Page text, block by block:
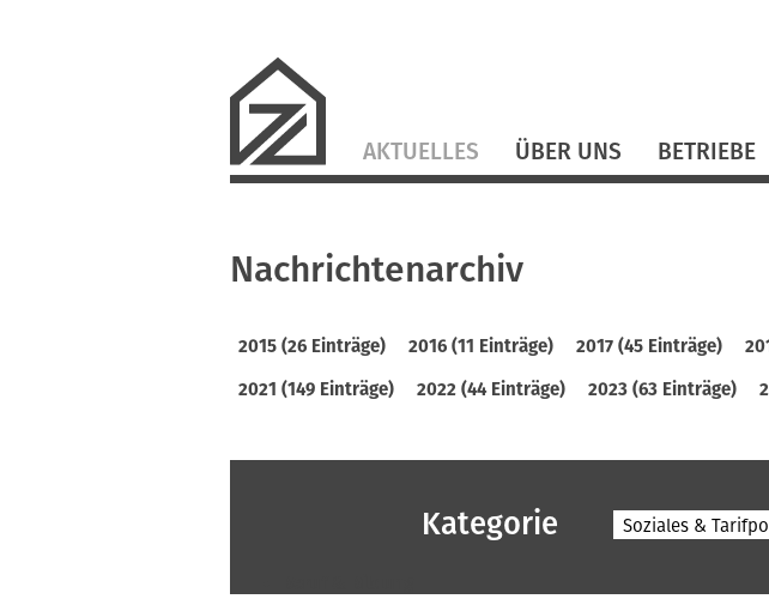
überspringen
AKTUELLES ÜBER UNS BETRIEBE
Nachrichtenarchiv
2015 (26 Einträge) 2016 (11 Einträge) 2017 (45 Einträge)
2021 (149 Einträge)
2022 (44 Einträge) 2023 (63 Einträge)
Kategorie Soziales &